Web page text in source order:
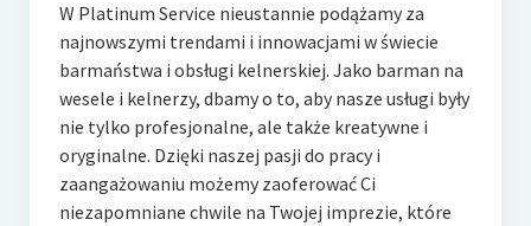
W Platinum Service nieustannie podążamy za
najnowszymi trendami i innowacjami w świecie
barmaństwa i obsługi kelnerskiej. Jako barman na
wesele i kelnerzy, dbamy o to, aby nasze usługi były
nie tylko profesjonalne, ale także kreatywne i
oryginalne. Dzięki naszej pasji do pracy i
zaangażowaniu możemy zaoferować Ci
niezapomniane chwile na Twojej imprezie, które